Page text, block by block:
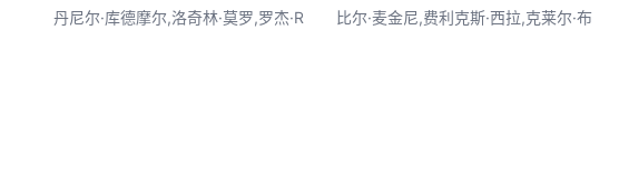
丹尼尔·库德摩尔,洛奇林·莫罗,罗杰·R 比尔·麦金尼,费利克斯·西拉,克莱尔·布